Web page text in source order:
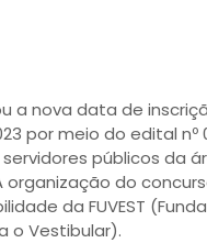
a nova data de
por meio do edital nº
públicos da
do
da FUVEST
o Vestibular).